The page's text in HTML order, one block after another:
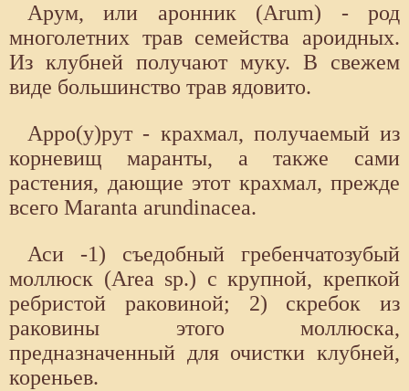
Арум, или аронник (Arum) - род
многолетних трав семейства ароидных.
Из клубней получают муку. В свежем
виде большинство трав ядовито.
Арро(у)рут - крахмал, получаемый из
корневищ маранты, а также сами
растения, дающие этот крахмал, прежде
всего Maranta arundinacea.
Аси -1) съедобный гребенчатозубый
моллюск (Area sp.) с крупной, крепкой
ребристой раковиной; 2) скребок из
раковины этого моллюска,
предназначенный для очистки клубней,
кореньев.